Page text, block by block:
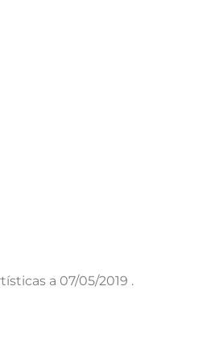
a 07/05/2019 .